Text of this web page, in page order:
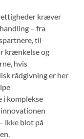
kræver
– fra
til
krænkelse og
hvis
rådgivning er her
i komplekse
ikke blot på